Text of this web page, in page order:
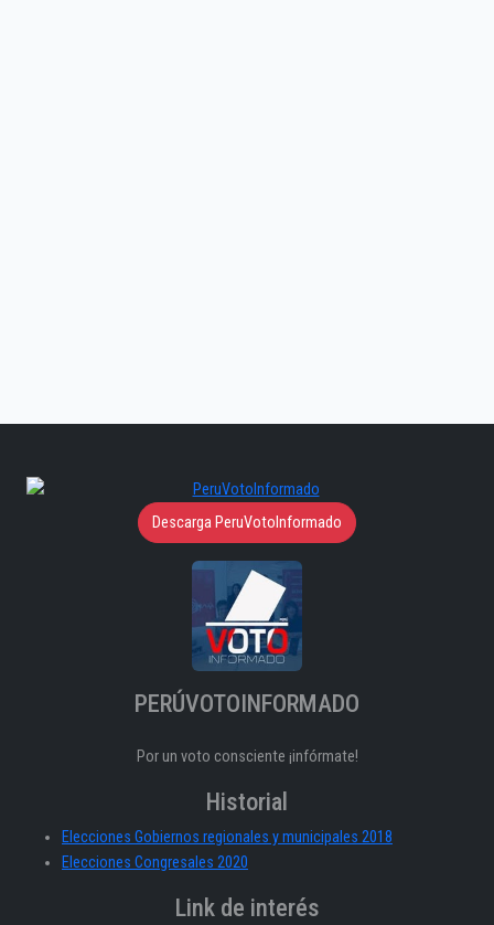
Descarga PeruVotoInformado
PERÚVOTOINFORMADO
Por un voto consciente ¡infórmate!
Historial
Elecciones Gobiernos regionales y municipales 2018
Elecciones Congresales 2020
Link de interés